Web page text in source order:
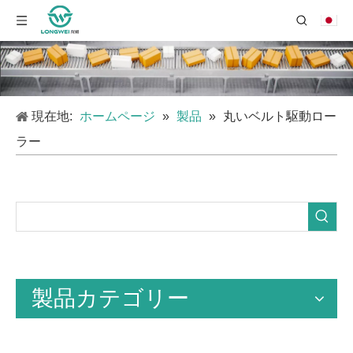
現在地: ホームページ » 製品 » 丸いベルト駆動ロー
ラー
製品カテゴリー